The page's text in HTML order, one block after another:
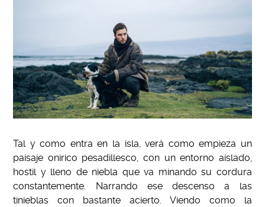
Tal y como entra en la isla, verá como empieza un
paisaje onirico pesadillesco, con un entorno aislado,
hostil y lleno de niebla que va minando su cordura
constantemente. Narrando ese descenso a las
tinieblas con bastante acierto. Viendo como la